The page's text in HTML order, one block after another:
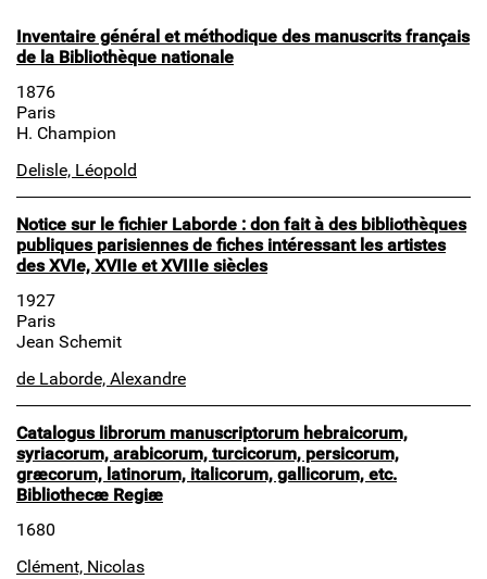
Inventaire général et méthodique des manuscrits français
de la Bibliothèque nationale
1876
Paris
H. Champion
Delisle, Léopold
Notice sur le fichier Laborde : don fait à des bibliothèques
publiques parisiennes de fiches intéressant les artistes
des XVIe, XVIIe et XVIIIe siècles
1927
Paris
Jean Schemit
de Laborde, Alexandre
Catalogus librorum manuscriptorum hebraicorum,
syriacorum, arabicorum, turcicorum, persicorum,
græcorum, latinorum, italicorum, gallicorum, etc.
Bibliothecæ Regiæ
1680
Clément, Nicolas